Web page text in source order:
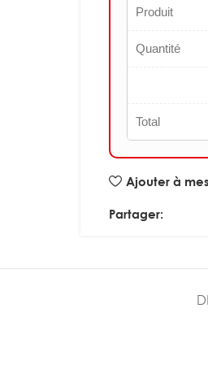
Produit
Quantité
Total
Ajouter à
Partager: